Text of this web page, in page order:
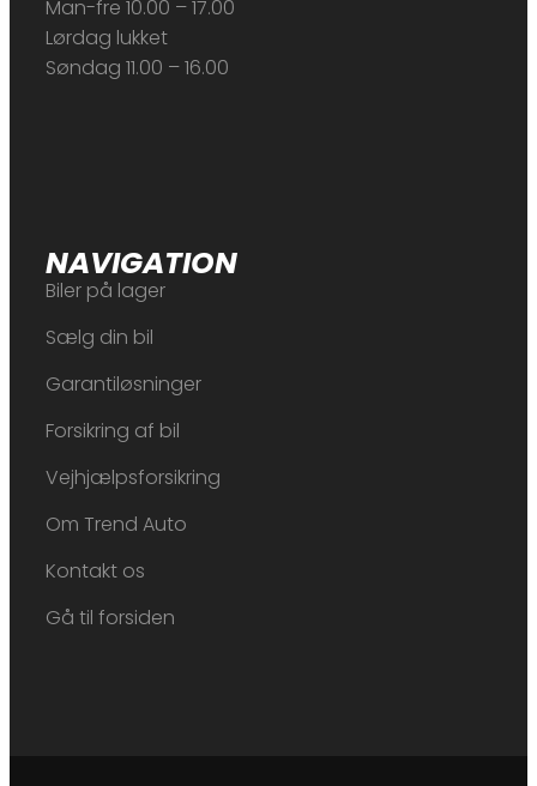
Man-fre 10.00 – 17.00
Lørdag lukket
Søndag 11.00 – 16.00
NAVIGATION
Biler på lager
Sælg din bil
Garantiløsninger
Forsikring af bil
Vejhjælpsforsikring
Om Trend Auto
Kontakt os
Gå til forsiden